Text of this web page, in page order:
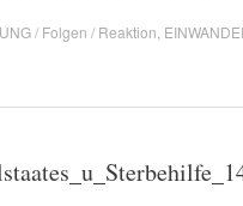
/ Folgen / Reaktion